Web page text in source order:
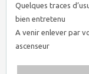
Quelques traces
bien entretenu
A venir enlever par
ascenseur